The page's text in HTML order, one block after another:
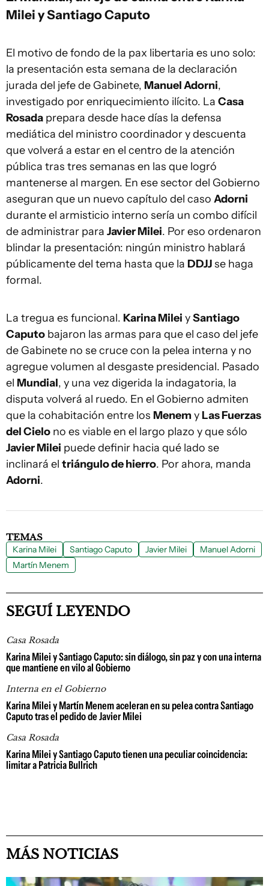
Milei y Santiago Caputo
El motivo de fondo de la pax libertaria es uno solo:
la presentación esta semana de la declaración
jurada del jefe de Gabinete, Manuel Adorni,
investigado por enriquecimiento ilícito. La Casa
Rosada prepara desde hace días la defensa
mediática del ministro coordinador y descuenta
que volverá a estar en el centro de la atención
pública tras tres semanas en las que logró
mantenerse al margen. En ese sector del Gobierno
aseguran que un nuevo capítulo del caso Adorni
durante el armisticio interno sería un combo difícil
de administrar para Javier Milei. Por eso ordenaron
blindar la presentación: ningún ministro hablará
públicamente del tema hasta que la DDJJse haga
formal.
La tregua es funcional. Karina Milei ySantiago
Caputo bajaron las armas para que el caso del jefe
de Gabinete no se cruce con la pelea interna y no
agregue volumen al desgaste presidencial. Pasado
el Mundial, y una vez digerida la indagatoria, la
disputa volverá al ruedo. En el Gobierno admiten
que la cohabitación entre los Menemy Las Fuerzas
del Cielo no es viable en el largo plazo y que sólo
Javier Milei puede definir hacia qué lado se
inclinará el triángulo de hierro. Por ahora, manda
Adorni.
TEMAS
Karina Milei Santiago Caputo Javier Milei
Manuel Adorni
Martín Menem
SEGUÍ LEYENDO
Casa Rosada
Karina Milei y Santiago Caputo: sin diálogo, sin paz y con una interna
que mantiene en vilo al Gobierno
Interna en el Gobierno
Karina Milei y Martín Menem aceleran en su pelea contra Santiago
Caputo tras el pedido de Javier Milei
Casa Rosada
Karina Milei y Santiago Caputo tienen una peculiar coincidencia:
limitar a Patricia Bullrich
MÁS NOTICIAS